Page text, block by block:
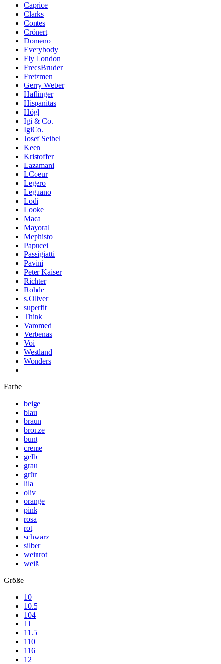
Caprice
Clarks
Contes
Crönert
Domeno
Everybody
Fly London
FredsBruder
Fretzmen
Gerry Weber
Haflinger
Hispanitas
Högl
Igi & Co.
IgiCo.
Josef Seibel
Keen
Kristoffer
Lazamani
LCoeur
Legero
Leguano
Lodi
Looke
Maca
Mayoral
Mephisto
Papucei
Passigiatti
Pavini
Peter Kaiser
Richter
Rohde
s.Oliver
superfit
Think
Varomed
Verbenas
Voi
Westland
Wonders
Farbe
beige
blau
braun
bronze
bunt
creme
gelb
grau
grün
lila
oliv
orange
pink
rosa
rot
schwarz
silber
weinrot
weiß
Größe
10
10.5
104
11
11.5
110
116
12